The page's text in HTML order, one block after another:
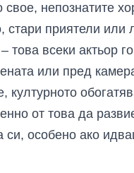
свое, непознатите
стари приятели или
това всеки актьор
или пред
културното
от това да
си, особено ако